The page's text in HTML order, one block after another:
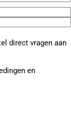
direct vragen aan
en